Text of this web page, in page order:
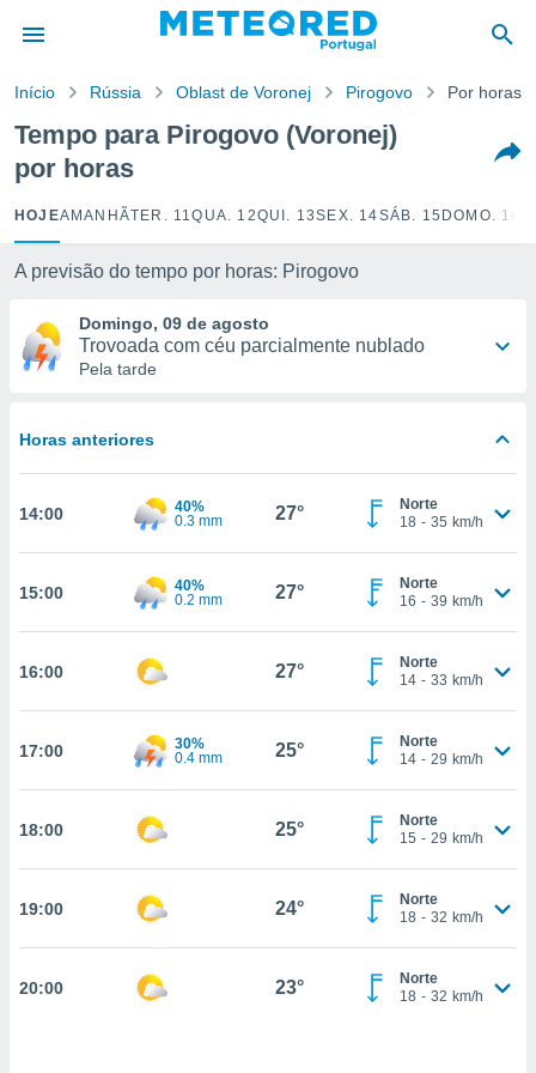
da
foi
para
fornecidas
a este
e
forma
digital
ou
a nossa
ao
todos os
no
um perfil
CONTINUAR
Início Rússia Oblast de Voronej Pirogovo Por horas
Tempo para Pirogovo (Voronej)
por horas
HOJEAMANHÃTER. 11QUA. 12QUI. 13SEX. 14SÁB. 15 DOMO. 16
A previsão do tempo por horas: Pirogovo
Domingo, 09 de agosto
Trovoada com céu parcialmente nublado
Pela tarde
Horas anteriores
14:00
40%
0.3 mm
27°
Norte
18 - 35 km/h
15:00
40%
0.2 mm
27°
Norte
16 - 39 km/h
16:00 27°
Norte
14 - 33 km/h
17:00
30%
0.4 mm
25°
Norte
14 - 29 km/h
18:00 25°
Norte
15 - 29 km/h
19:00 24°
Norte
18 - 32 km/h
20:00 23°
Norte
18 - 32 km/h